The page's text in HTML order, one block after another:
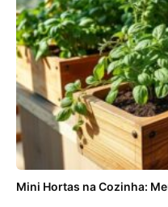
Mini Hortas na Cozinha: